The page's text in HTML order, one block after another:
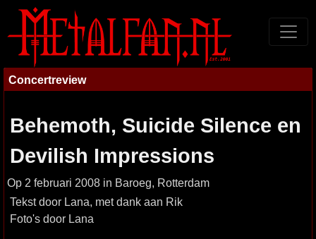
Concertreview
Behemoth, Suicide Silence en
Devilish Impressions
Op 2 februari 2008 in Baroeg, Rotterdam
Tekst door Lana, met dank aan Rik
Foto's door Lana